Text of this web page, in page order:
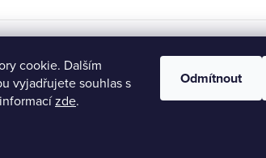
cookie. Dalším
vyjadřujete souhlas s
zde.
Odmítnout